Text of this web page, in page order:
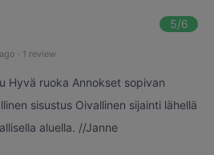
5/6
· 1 review
Hyvä ruoka Annokset sopivan
sisustus Oivallinen sijainti lähellä
aluella. //Janne